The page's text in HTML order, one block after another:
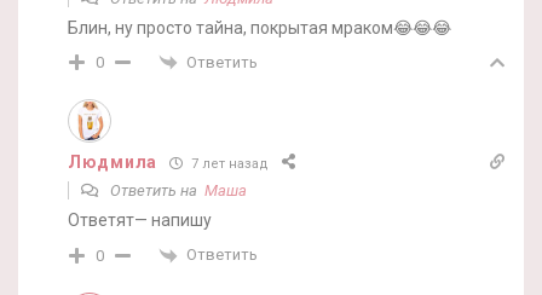
Блин, ну просто тайна, покрытая мраком😂😂😂
0 Ответить
Людмила 7 лет назад
Ответить на Маша
Ответят— напишу
0 Ответить